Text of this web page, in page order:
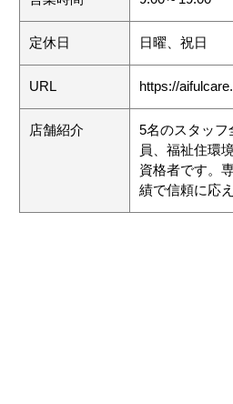
定休日 日曜、祝日
URL https://
店舗紹介
5名のスタッフ
員、福祉住環
資格者です。
績で信頼に応